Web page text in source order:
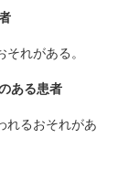
れがある。
ある患者
れるおそれがあ